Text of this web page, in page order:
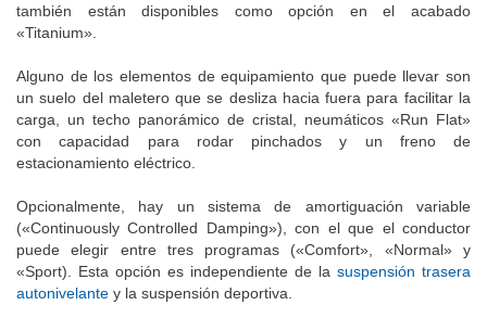
también están disponibles como opción en el acabado
«Titanium».
Alguno de los elementos de equipamiento que puede llevar son
un suelo del maletero que se desliza hacia fuera para facilitar la
carga, un techo panorámico de cristal, neumáticos «Run Flat»
con capacidad para rodar pinchados y un freno de
estacionamiento eléctrico.
Opcionalmente, hay un sistema de amortiguación variable
(«Continuously Controlled Damping»), con el que el conductor
puede elegir entre tres programas («Comfort», «Normal» y
«Sport). Esta opción es independiente de la suspensión trasera
autonivelante y la suspensión deportiva.